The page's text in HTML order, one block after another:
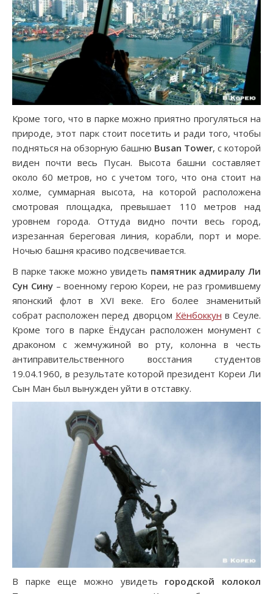
Кроме того, что в парке можно приятно прогуляться на
природе, этот парк стоит посетить и ради того, чтобы
подняться на обзорную башню Busan Tower, с которой
виден почти весь Пусан. Высота башни составляет
около 60 метров, но с учетом того, что она стоит на
холме, суммарная высота, на которой расположена
смотровая площадка, превышает 110 метров над
уровнем города. Оттуда видно почти весь город,
изрезанная береговая линия, корабли, порт и море.
Ночью башня красиво подсвечивается.
В парке также можно увидеть памятник адмиралу Ли
Сун Сину– военному герою Кореи, не раз громившему
японский флот в XVI веке. Его более знаменитый
собрат расположен перед дворцом Кёнбоккун в Сеуле.
Кроме того в парке Ёндусан расположен монумент с
драконом с жемчужиной во рту, колонна в честь
антиправительственного восстания студентов
19.04.1960, в результате которой президент Кореи Ли
Сын Ман был вынужден уйти в отставку.
В парке еще можно увидеть городской колокол